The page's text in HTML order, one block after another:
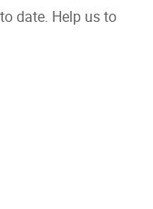
date. Help us to